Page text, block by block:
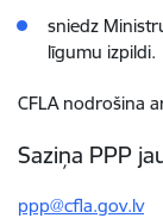
sniedz
līgumu izpildi.
CFLA nodrošina
Saziņa PPP
ppp@cfla.gov.lv